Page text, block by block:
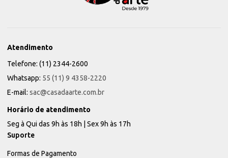
Atendimento
Telefone: (11) 2344-2600
Whatsapp: 55 (11) 9 4358-2220
E-mail: sac@casadaarte.com.br
Horário de atendimento
Seg à Qui das 9h às 18h | Sex 9h às 17h
Suporte
Formas de Pagamento